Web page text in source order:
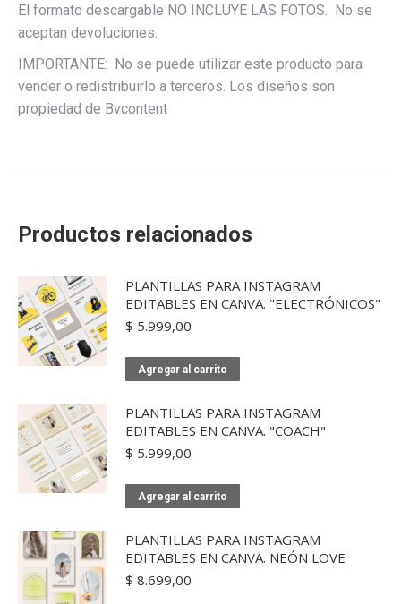
El formato descargable NO INCLUYE LAS FOTOS. No se
aceptan devoluciones.
IMPORTANTE: No se puede utilizar este producto para
vender o redistribuirlo a terceros. Los diseños son
propiedad de Bvcontent
Productos relacionados
PLANTILLAS PARA INSTAGRAM
EDITABLES EN CANVA. "ELECTRÓNICOS"
$ 5.999,00
Agregar al carrito
PLANTILLAS PARA INSTAGRAM
EDITABLES EN CANVA. "COACH"
$ 5.999,00
Agregar al carrito
PLANTILLAS PARA INSTAGRAM
EDITABLES EN CANVA. NEÓN LOVE
$ 8.699,00